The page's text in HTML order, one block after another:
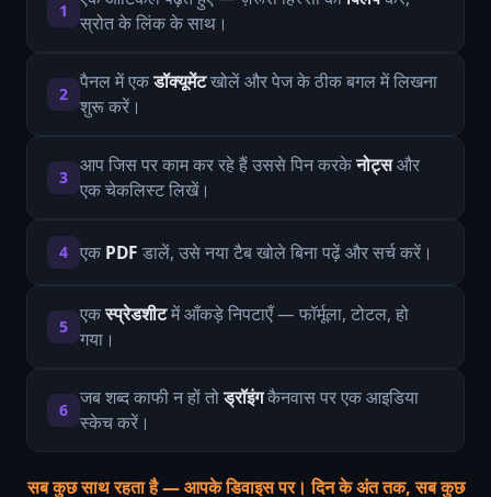
1
स्रोत के लिंक के साथ।
2
पैनल में एकडॉक्यूमेंटखोलें और पेज के ठीक बगल में लिखना
शुरू करें।
3
आप जिस पर काम कर रहे हैं उससे पिन करकेनोट्सऔर
एक चेकलिस्ट लिखें।
4 एक PDF डालें, उसे नया टैब खोले बिना पढ़ें और सर्च करें।
5
एकस्प्रेडशीटमें आँकड़े निपटाएँ — फॉर्मूला, टोटल, हो
गया।
6
जब शब्द काफी न हों तोड्रॉइंगकैनवास पर एक आइडिया
स्केच करें।
सब कुछ साथ रहता है — आपके डिवाइस पर। दिन के अंत तक, सब कुछ